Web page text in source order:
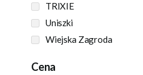
TRIXIE
Uniszki
Wiejska Zagroda
Cena